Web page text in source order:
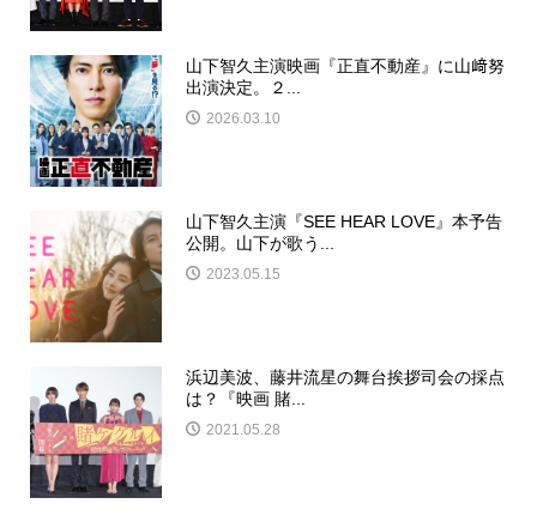
山下智久主演映画『正直不動産』に山﨑努
出演決定。２...
2026.03.10
山下智久主演『SEE HEAR LOVE』本予告
公開。山下が歌う...
2023.05.15
浜辺美波、藤井流星の舞台挨拶司会の採点
は？『映画 賭...
2021.05.28